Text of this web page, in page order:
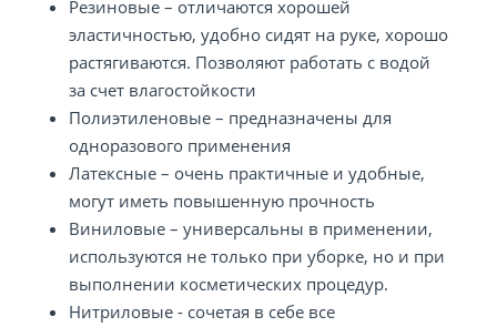
Резиновые – отличаются хорошей
эластичностью, удобно сидят на руке, хорошо
растягиваются. Позволяют работать с водой
за счет влагостойкости
Полиэтиленовые – предназначены для
одноразового применения
Латексные – очень практичные и удобные,
могут иметь повышенную прочность
Виниловые – универсальны в применении,
используются не только при уборке, но и при
выполнении косметических процедур.
Нитриловые - сочетая в себе все